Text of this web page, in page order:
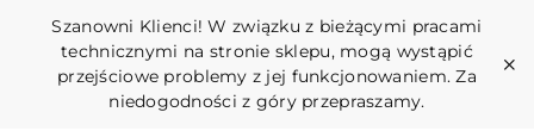
Przejdź do treści głównej
Przejdź do wyszukiwarki
Przejdź do moje konto
Przejdź do menu głównego
Przejdź do opisu produktu
Przejdź do stopki
Szanowni Klienci! W związku z bieżącymi pracami
technicznymi na stronie sklepu, mogą wystąpić
przejściowe problemy z jej funkcjonowaniem. Za
niedogodności z góry przepraszamy.